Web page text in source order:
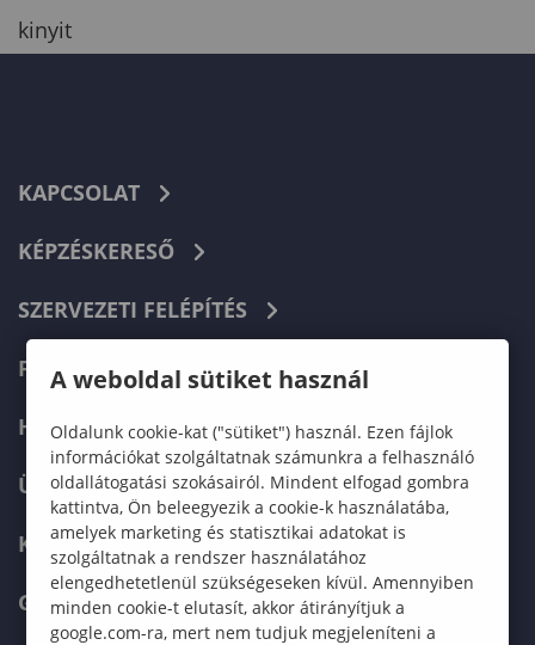
kinyit
KAPCSOLAT
KÉPZÉSKERESŐ
SZERVEZETI FELÉPÍTÉS
FELVÉTELIZŐKNEK
HALLGATÓKNAK
ÜZLETI PARTNEREKNEK
KARRIER
GREEN UNIVERSITY
A weboldal sütiket használ
Oldalunk cookie-kat ("sütiket") használ. Ezen fájlok
információkat szolgáltatnak számunkra a felhasználó
oldallátogatási szokásairól. Mindent elfogad gombra
kattintva, Ön beleegyezik a cookie-k használatába,
amelyek marketing és statisztikai adatokat is
szolgáltatnak a rendszer használatához
elengedhetetlenül szükségeseken kívül. Amennyiben
minden cookie-t elutasít, akkor átirányítjuk a
google.com-ra, mert nem tudjuk megjeleníteni a